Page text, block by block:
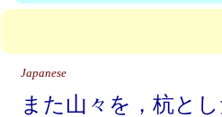
Japanese
また山々を，杭と